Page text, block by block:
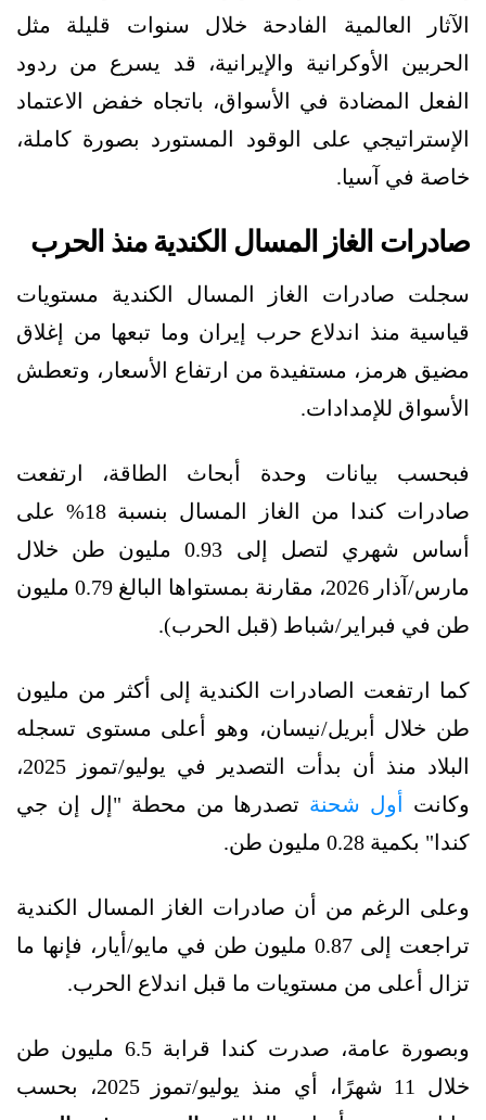
الآثار العالمية الفادحة خلال سنوات قليلة مثل
الحربين الأوكرانية والإيرانية، قد يسرع من ردود
الفعل المضادة في الأسواق، باتجاه خفض الاعتماد
الإستراتيجي على الوقود المستورد بصورة كاملة،
خاصة في آسيا.
صادرات الغاز المسال الكندية منذ الحرب
سجلت صادرات الغاز المسال الكندية مستويات
قياسية منذ اندلاع حرب إيران وما تبعها من إغلاق
مضيق هرمز، مستفيدة من ارتفاع الأسعار، وتعطش
الأسواق للإمدادات.
فبحسب بيانات وحدة أبحاث الطاقة، ارتفعت
صادرات كندا من الغاز المسال بنسبة 18% على
أساس شهري لتصل إلى 0.93 مليون طن خلال
مارس/آذار 2026، مقارنة بمستواها البالغ 0.79 مليون
طن في فبراير/شباط (قبل الحرب).
كما ارتفعت الصادرات الكندية إلى أكثر من مليون
طن خلال أبريل/نيسان، وهو أعلى مستوى تسجله
البلاد منذ أن بدأت التصدير في يوليو/تموز 2025،
وكانت
أول شحنة تصدرها من محطة "إل إن جي
كندا" بكمية 0.28 مليون طن.
وعلى الرغم من أن صادرات الغاز المسال الكندية
تراجعت إلى 0.87 مليون طن في مايو/أيار، فإنها ما
تزال أعلى من مستويات ما قبل اندلاع الحرب.
وبصورة عامة، صدرت كندا قرابة 6.5 مليون طن
خلال 11 شهرًا، أي منذ يوليو/تموز 2025، بحسب